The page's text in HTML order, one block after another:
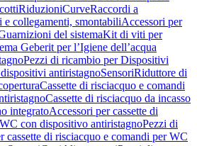
RiduzioniCurveRaccordi a
e collegamenti, smontabiliAccessori per
del sistemaKit di viti per
Geberit per l’Igiene dell’acqua
Pezzi di ricambio per Dispositivi
antiristagnoSensoriRiduttore di
Cassette di risciacquo e comandi
Cassette di risciacquo da incasso
integratoAccessori per cassette di
con dispositivo antiristagnoPezzi di
cassette di risciacquo e comandi per WC